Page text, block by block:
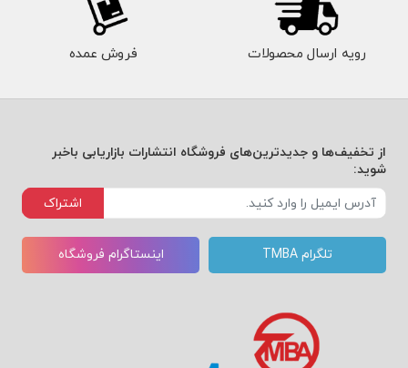
رویه ارسال محصولات فروش عمده
از تخفیف‌ها و جدیدترین‌های فروشگاه انتشارات بازاریابی باخبر
شوید:
اشتراک
تلگرام TMBA اینستاگرام فروشگاه